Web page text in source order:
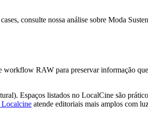
consulte nossa análise sobre Moda
RAW para preservar informação
Espaços listados no LocalCine são
Localcine atende editoriais mais amplos com